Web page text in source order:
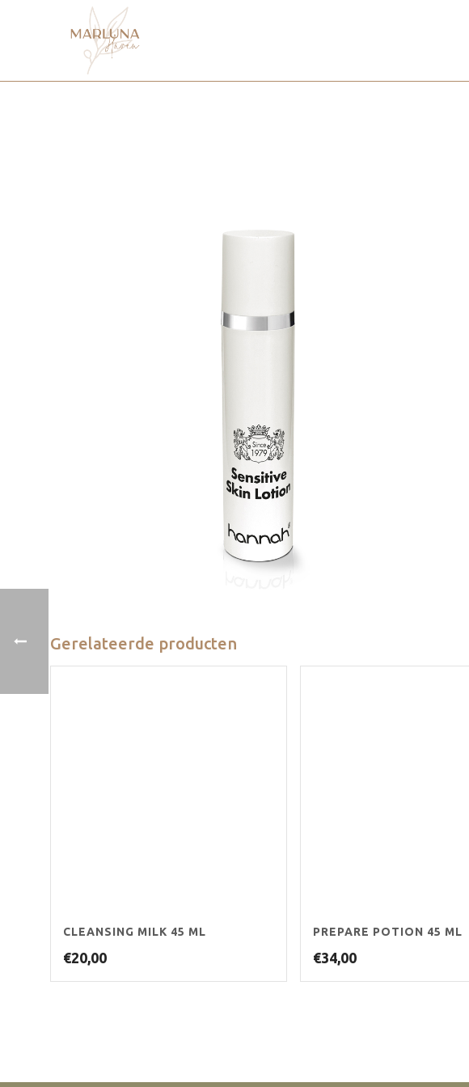
Gerelateerde producten
CLEANSING MILK 45 ML
€20,00
PREPARE POTION 45 ML
€34,00